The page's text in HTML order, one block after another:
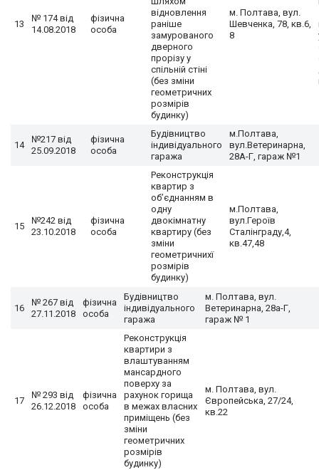
13
№ 174 від
14.08.2018
фізична
особа
відновлення
раніше
замурованого
дверного
прорізу у
спільній стіні
(без зміни
геометричних
розмірів
будинку)
м. Полтава, вул.
Шевченка, 78, кв.6,
8
14
№217 від
25.09.2018
фізична
особа
Будівництво
індивідуального
гаража
м.Полтава,
вул.Ветеринарна,
28А-Г, гараж №1
15
№242 від
23.10.2018
фізична
особа
Реконструкція
квартир з
об’єднанням в
одну
двокімнатну
квартиру (без
зміни
геометричнихї
розмірів
будинку)
м.Полтава,
вул.Героїв
Сталінграду,4,
кв.47,48
16
№ 267 від
27.11.2018
фізична
особа
Будівництво
індивідуального
гаража
м. Полтава, вул.
Ветеринарна, 28а-Г,
гараж № 1
17
№ 293 від
26.12.2018
фізична
особа
Реконструкція
квартири з
влаштуванням
мансардного
поверху за
рахунок горища
в межах власних
приміщень (без
зміни
геометричних
розмірів
будинку)
м. Полтава, вул.
Європейська, 27/24,
кв.22